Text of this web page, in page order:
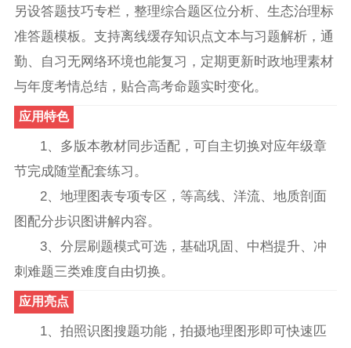
另设答题技巧专栏，整理综合题区位分析、生态治理标
准答题模板。支持离线缓存知识点文本与习题解析，通
勤、自习无网络环境也能复习，定期更新时政地理素材
与年度考情总结，贴合高考命题实时变化。
应用特色
1、多版本教材同步适配，可自主切换对应年级章
节完成随堂配套练习。
2、地理图表专项专区，等高线、洋流、地质剖面
图配分步识图讲解内容。
3、分层刷题模式可选，基础巩固、中档提升、冲
刺难题三类难度自由切换。
应用亮点
1、拍照识图搜题功能，拍摄地理图形即可快速匹